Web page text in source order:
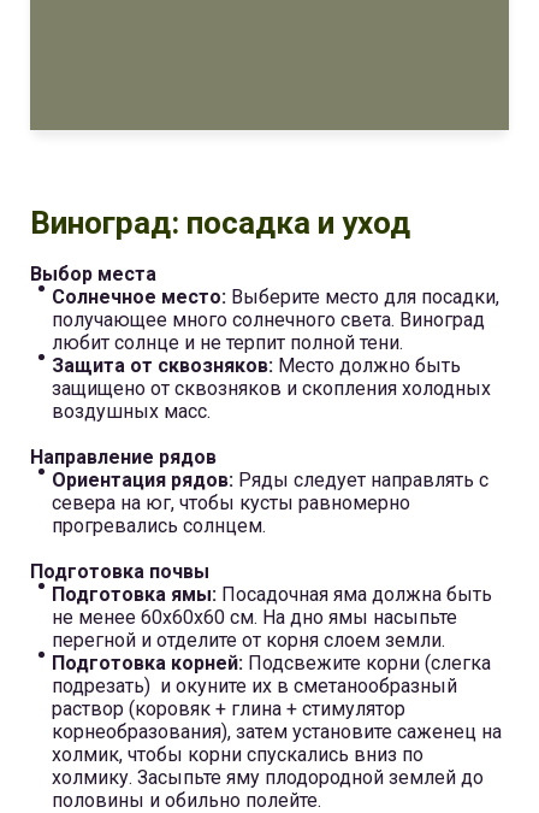
Виноград: посадка и уход
Выбор места
Солнечное место: Выберите место для посадки,
получающее много солнечного света. Виноград
любит солнце и не терпит полной тени.
Защита от сквозняков: Место должно быть
защищено от сквозняков и скопления холодных
воздушных масс.
Направление рядов
Ориентация рядов: Ряды следует направлять с
севера на юг, чтобы кусты равномерно
прогревались солнцем.
Подготовка почвы
Подготовка ямы: Посадочная яма должна быть
не менее 60x60x60 см. На дно ямы насыпьте
перегной и отделите от корня слоем земли.
Подготовка корней: Подсвежите корни (слегка
подрезать) и окуните их в сметанообразный
раствор (коровяк + глина + стимулятор
корнеобразования), затем установите саженец на
холмик, чтобы корни спускались вниз по
холмику. Засыпьте яму плодородной землей до
половины и обильно полейте.